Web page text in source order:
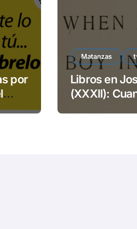
o
por
Matanzas
Libros en
(XXXII):